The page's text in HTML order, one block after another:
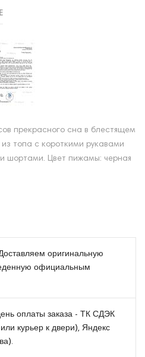
прекрасного сна в блестящем
топа с короткими рукавами
шортами. Цвет пижамы: черная
оригинальную
официальным
оплаты заказа - ТК СДЭК
курьер к двери), Яндекс